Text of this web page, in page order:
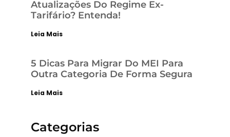
Atualizações Do Regime Ex-
Tarifário? Entenda!
Leia Mais
5 Dicas Para Migrar Do MEI Para
Outra Categoria De Forma Segura
Leia Mais
Categorias